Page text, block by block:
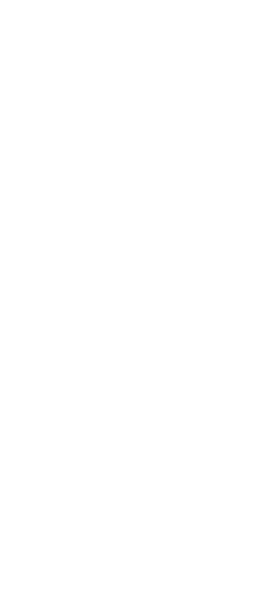
equipos de tres
individual un tramo
comprendido entre
tercero, Júzcar-
trazado corriendo
Algatocín.Esta
Team, formado 15
municipios del Valle
el siguiente. “Es un
para que ahora
que ha explicado
fomentar la práctica
en las distintas
generaciones de
sábado 16 de
Alpandeire. Un total
53 kilómetros con